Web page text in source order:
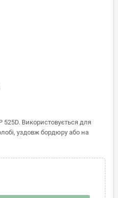
525D. Використовується для
уздовж бордюру або на